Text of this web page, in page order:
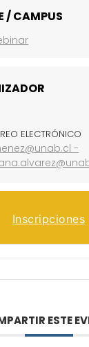
/ CAMPUS
ELECTRÓNICO
-
Inscripciones
ESTE